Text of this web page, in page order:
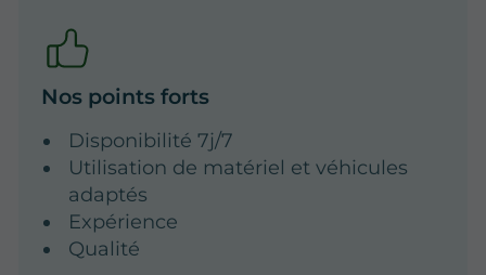
Nos points forts
Disponibilité 7j/7
Utilisation de matériel et véhicules
adaptés
Expérience
Qualité